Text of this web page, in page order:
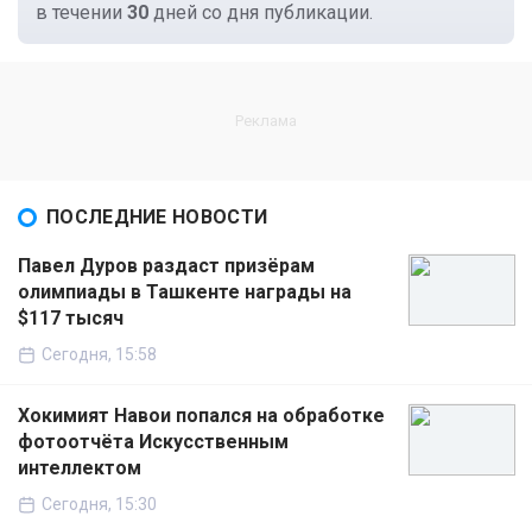
в течении 30 дней со дня публикации.
ПОСЛЕДНИЕ НОВОСТИ
Павел Дуров раздаст призёрам
олимпиады в Ташкенте награды на
$117 тысяч
Сегодня, 15:58
Хокимият Навои попался на обработке
фотоотчёта Искусственным
интеллектом
Сегодня, 15:30